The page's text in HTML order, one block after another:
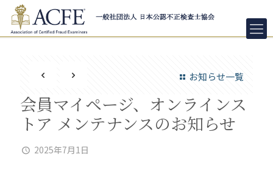
お知らせ一覧
会員マイページ、オンラインス
トア メンテナンスのお知らせ
2025年7月1日